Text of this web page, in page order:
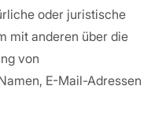
oder juristische
mit anderen über die
von
E-Mail-Adressen